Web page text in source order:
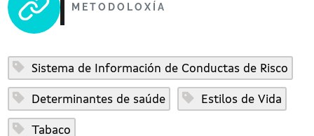
METODOLOXÍA
Sistema de Información de Conductas de Risco
Determinantes de saúde Estilos de Vida
Tabaco